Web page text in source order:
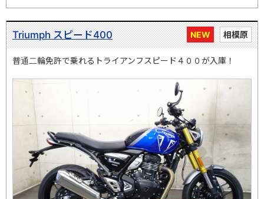
NEW 相模原
Triumph スピード400
普通二輪免許で乗れるトライアンフスピード４００が入庫！